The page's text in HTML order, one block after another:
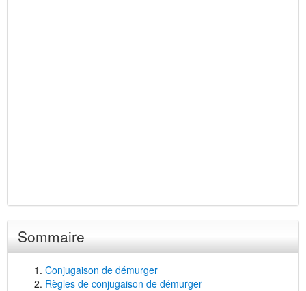
Sommaire
Conjugaison de démurger
Règles de conjugaison de démurger